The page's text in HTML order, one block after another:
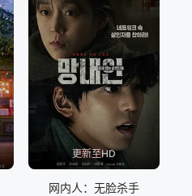
更新至HD
网内人：无脸杀手